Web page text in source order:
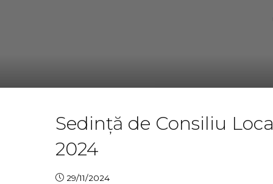
Sedință de Consiliu
2024
29/11/2024